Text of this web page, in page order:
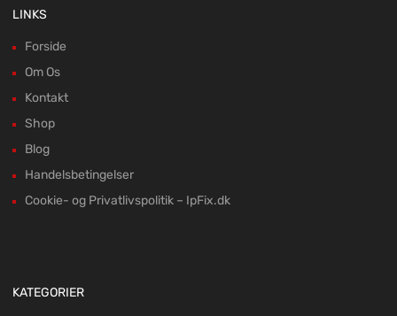
LINKS
Forside
Om Os
Kontakt
Shop
Blog
Handelsbetingelser
Cookie- og Privatlivspolitik – IpFix.dk
KATEGORIER